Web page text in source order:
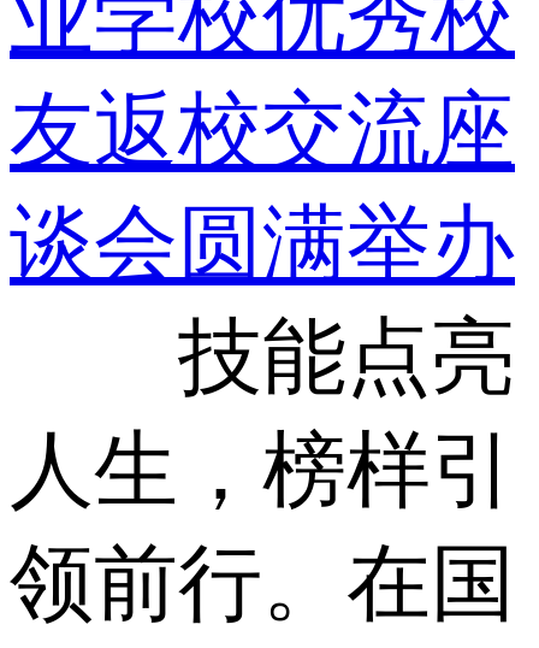
友返校交流座
谈会圆满举办
技能点亮
人生，榜样引
领前行。在国